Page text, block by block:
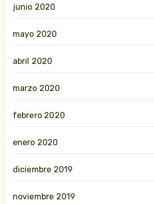
junio 2020
mayo 2020
abril 2020
marzo 2020
febrero 2020
enero 2020
diciembre 2019
noviembre 2019